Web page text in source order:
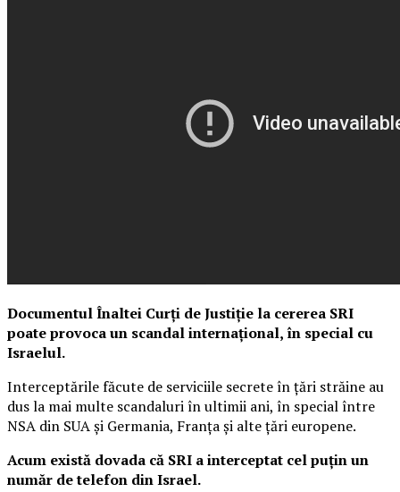
Documentul Înaltei Curți de Justiție la cererea SRI
poate provoca un scandal internațional, în special cu
Israelul.
Interceptările făcute de serviciile secrete în țări străine au
dus la mai multe scandaluri în ultimii ani, în special între
NSA din SUA și Germania, Franța și alte țări europene.
Acum există dovada că SRI a interceptat cel puțin un
număr de telefon din Israel.